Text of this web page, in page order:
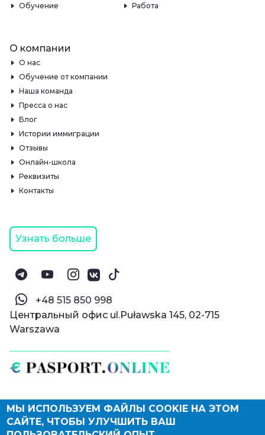
© Паспорт Онлайн 2019—2026
Политика конфиденциальности
Оферта и конфиденциальность:РФ
Обучение
Работа
О компании
О нас
Обучение от компании
Наша команда
Пресса о нас
Блог
Истории иммиграции
Отзывы
Онлайн-школа
Реквизиты
Контакты
Узнать больше
‪+48 515 850 998‬
Центральный офис ul.Puławska 145, 02-715
Warszawa
МЫ ИСПОЛЬЗУЕМ ФАЙЛЫ COOKIE НА ЭТОМ
САЙТЕ, ЧТОБЫ УЛУЧШИТЬ ВАШ